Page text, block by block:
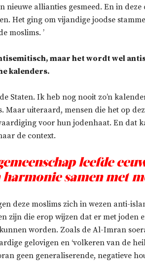
nieuwe allianties gesmeed. En in
Het ging om vijandige joodse
moslims. ’
maar het wordt wel
kalenders.
Staten. Ik heb nog nooit zo’n
Maar uiteraard, mensen die het op
voor hun jodenhaat. En dat
de context.
leefde
harmonie samen met
deze moslims zich in wezen anti-
zijn die erop wijzen dat er met joden
worden. Zoals de Al-Imran
gelovigen en ‘volkeren van de
geen generaliserende, negatieve